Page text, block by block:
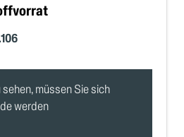
sehen, müssen Sie sich
werden